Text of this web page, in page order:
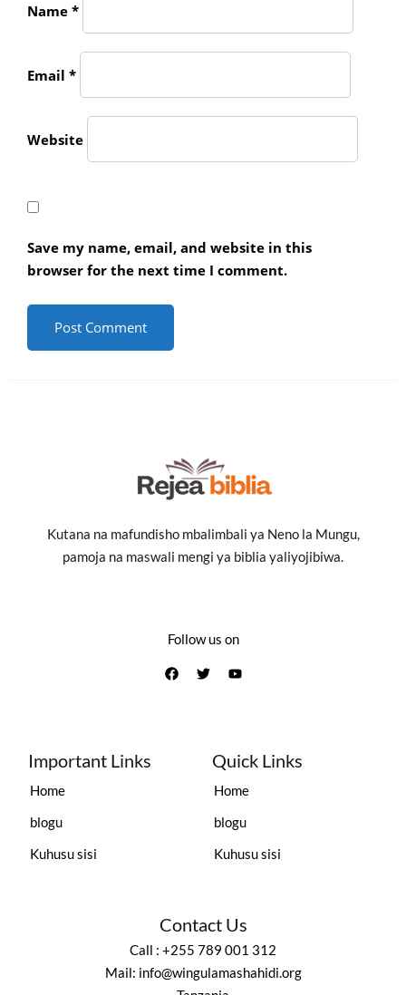
Name *
Email *
Website
Save my name, email, and website in this
browser for the next time I comment.
Kutana na mafundisho mbalimbali ya Neno la Mungu,
pamoja na maswali mengi ya biblia yaliyojibiwa.
Follow us on
Important Links
Home
blogu
Kuhusu sisi
Quick Links
Home
blogu
Kuhusu sisi
Contact Us
Call : +255 789 001 312
Mail: info@wingulamashahidi.org